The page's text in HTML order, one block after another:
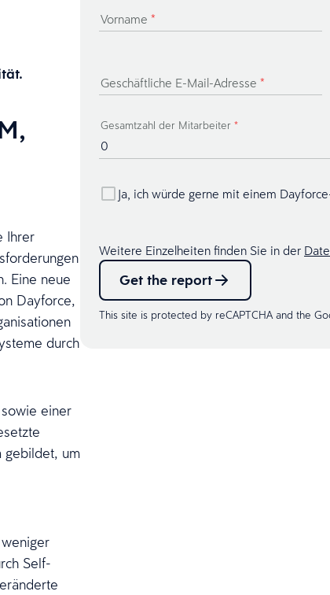
Ihrer
Eine neue
Dayforce,
durch
einer
gebildet, um
Self-
Vorname *
Geschäftliche E-Mail-Adresse *
Gesamtzahl der Mitarbeiter *
Ja, ich würde gerne mit einem
Weitere Einzelheiten finden Sie in der
Get the report
This site is protected by reCAPTCHA and the